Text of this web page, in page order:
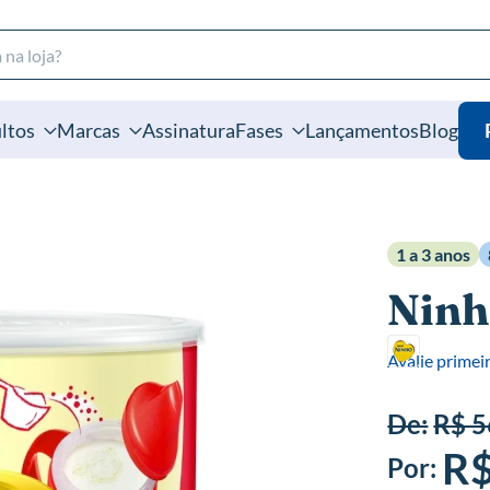
Marcas AssinaturaFases LançamentosBlog
1 a 3 anos
Avalie
De:R$
Por: